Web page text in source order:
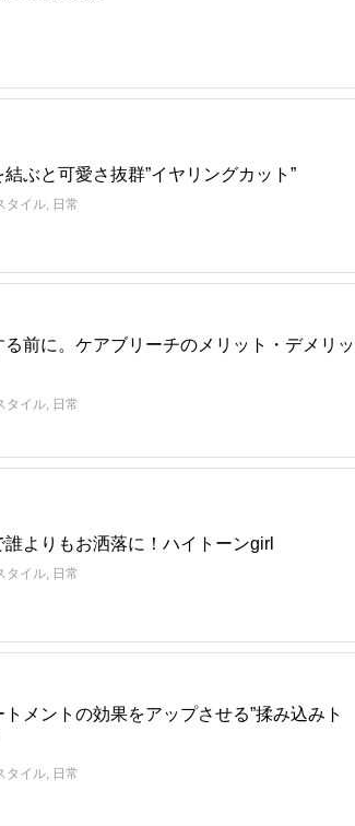
ぶと可愛さ抜群”イヤリングカット”
タイル, 日常
前に。ケアブリーチのメリット・デメリッ
タイル, 日常
よりもお洒落に！ハイトーンgirl
タイル, 日常
メントの効果をアップさせる”揉み込みト
タイル, 日常